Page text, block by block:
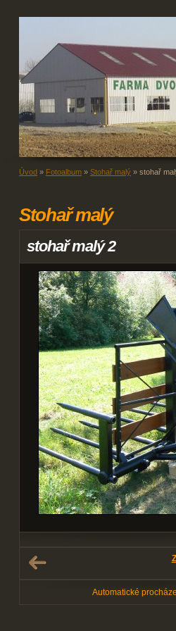
Úvod » Fotoalbum » Stohař malý » stohař
Stohař malý
stohař malý 2
Automatické